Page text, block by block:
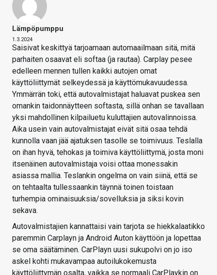
Lämpöpumppu
1.3.2024
Saisivat keskittyä tarjoamaan automaailmaan sitä, mitä
parhaiten osaavat eli softaa (ja rautaa). Carplay pesee
edelleen mennen tullen kaikki autojen omat
käyttöliittymät selkeydessä ja käyttömukavuudessa.
Ymmärrän toki, että autovalmistajat haluavat puskea sen
omankin taidonnäytteen softasta, sillä onhan se tavallaan
yksi mahdollinen kilpailuetu kuluttajien autovalinnoissa.
Aika usein vain autovalmistajat eivät sitä osaa tehdä
kunnolla vaan jää ajatuksen tasolle se toimivuus. Teslalla
on ihan hyvä, tehokas ja toimiva käyttöliittymä, josta moni
itsenäinen autovalmistaja voisi ottaa monessakin
asiassa mallia. Teslankin ongelma on vain siinä, että se
on tehtaalta tullessaankin täynnä toinen toistaan
turhempia ominaisuuksia/sovelluksia ja siksi kovin
sekava.
Autovalmistajien kannattaisi vain tarjota se hiekkalaatikko
paremmin Carplayn ja Android Auton käyttöön ja lopettaa
se oma säätäminen. CarPlayn uusi sukupolvi on jo iso
askel kohti mukavampaa autoilukokemusta
käyttöliittymän osalta, vaikka se normaali CarPlaykin on